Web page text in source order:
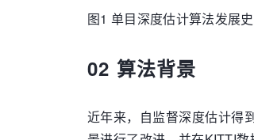
图1 单目深度估计算法发展
02 算法背景
近年来，自监督深度估计得